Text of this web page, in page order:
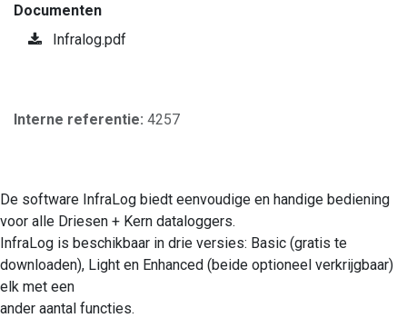
Documenten
Infralog.pdf
Interne referentie: 4257
De software InfraLog biedt eenvoudige en handige bediening
voor alle Driesen + Kern dataloggers.
InfraLog is beschikbaar in drie versies: Basic (gratis te
downloaden), Light en Enhanced (beide optioneel verkrijgbaar)
elk met een
ander aantal functies.